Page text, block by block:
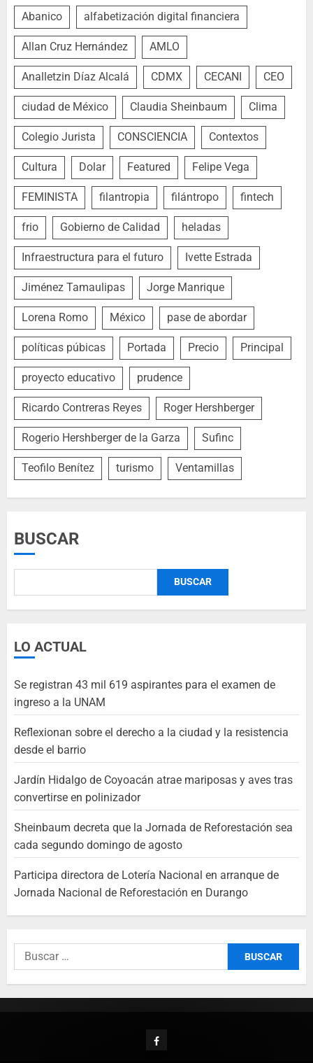
Abanico alfabetización digital financiera
Allan Cruz Hernández AMLO
Analletzin Díaz Alcalá CDMX CECANI CEO
ciudad de México Claudia Sheinbaum Clima
Colegio Jurista CONSCIENCIA Contextos
Cultura Dolar Featured Felipe Vega
FEMINISTA filantropia filántropo fintech
frio Gobierno de Calidad heladas
Infraestructura para el futuro Ivette Estrada
Jiménez Tamaulipas Jorge Manrique
Lorena Romo México pase de abordar
políticas púbicas Portada Precio Principal
proyecto educativo prudence
Ricardo Contreras Reyes Roger Hershberger
Rogerio Hershberger de la Garza Sufinc
Teofilo Benítez turismo Ventamillas
BUSCAR
BUSCAR
LO ACTUAL
Se registran 43 mil 619 aspirantes para el examen de
ingreso a la UNAM
Reflexionan sobre el derecho a la ciudad y la resistencia
desde el barrio
Jardín Hidalgo de Coyoacán atrae mariposas y aves tras
convertirse en polinizador
Sheinbaum decreta que la Jornada de Reforestación sea
cada segundo domingo de agosto
Participa directora de Lotería Nacional en arranque de
Jornada Nacional de Reforestación en Durango